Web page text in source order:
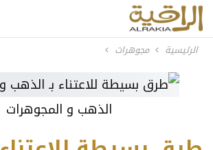
الرئيسية مجوهرات
الذهب و المجوهرات